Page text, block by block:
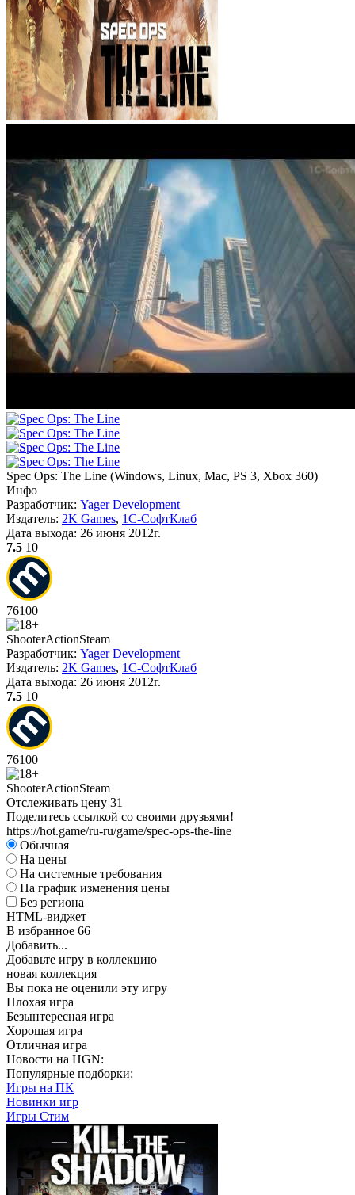
Spec Ops: The Line (Windows, Linux, Mac, PS 3, Xbox 360)
Инфо
Разработчик: Yager Development
Издатель: 2K Games, 1С-СофтКлаб
Дата выхода: 26 июня 2012г.
7.5 10
76100
ShooterActionSteam
Разработчик: Yager Development
Издатель: 2K Games, 1С-СофтКлаб
Дата выхода: 26 июня 2012г.
7.5 10
76100
ShooterActionSteam
Отслеживать цену 31
Поделитесь ссылкой со своими друзьями!
https://hot.game/ru-ru/game/spec-ops-the-line
Обычная
На цены
На системные требования
На график изменения цены
Без региона
HTML-виджет
В избранное 66
Добавить...
Добавьте игру в коллекцию
новая коллекция
Вы пока не оценили эту игру
Плохая игра
Безынтересная игра
Хорошая игра
Отличная игра
Новости на HGN:
Популярные подборки:
Игры на ПК
Новинки игр
Игры Стим